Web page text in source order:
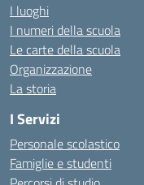
I luoghi
I numeri della scuola
Le carte della scuola
Organizzazione
La storia
I Servizi
Personale scolastico
Famiglie e studenti